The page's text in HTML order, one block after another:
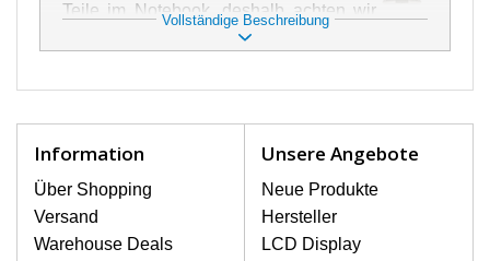
Teile im Notebook, deshalb achten wir
auf höchste Qualität dieses Ersatzteils.
Er dient zur Darstellung von Texten und
schnell, deshalb ist es wichtig, mit dem
Zu den häufigsten Beschädigungen
gehören mechanische Schäden, z. B.
ein geborstenes Display oder Risse.
Ferner senkrechte Streifen, das Display
leuchtet nicht, blinkt unregelmäßig oder
Vollständige Beschreibung
Information
Über Shopping
Versand
Warehouse Deals
Unsere Angebote
Neue Produkte
Hersteller
LCD Display